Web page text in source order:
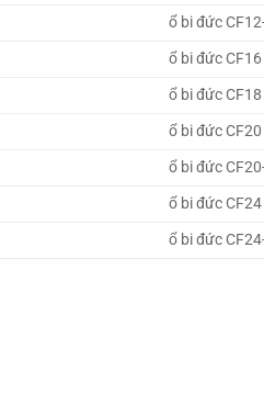
ổ bi đức
ổ bi đức CF16
ổ bi đức CF18
ổ bi đức CF20
ổ bi đức
ổ bi đức CF24
ổ bi đức